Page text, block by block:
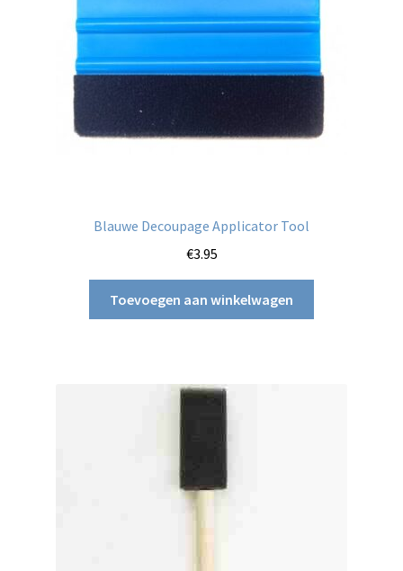
Blauwe Decoupage Applicator Tool
€3.95
Toevoegen aan winkelwagen